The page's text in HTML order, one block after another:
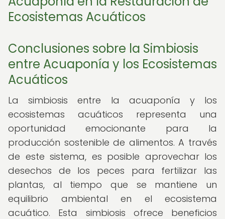
Ecosistemas Acuáticos
Conclusiones sobre la Simbiosis
entre Acuaponía y los Ecosistemas
Acuáticos
La simbiosis entre la acuaponía y los
ecosistemas acuáticos representa una
oportunidad emocionante para la
producción sostenible de alimentos. A través
de este sistema, es posible aprovechar los
desechos de los peces para fertilizar las
plantas, al tiempo que se mantiene un
equilibrio ambiental en el ecosistema
acuático. Esta simbiosis ofrece beneficios